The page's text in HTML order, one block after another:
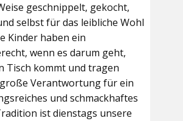
geschnippelt, gekocht,
selbst für das leibliche Wohl
Kinder haben ein
wenn es darum geht,
Tisch kommt und tragen
Verantwortung für ein
und schmackhaftes
ist dienstags unsere